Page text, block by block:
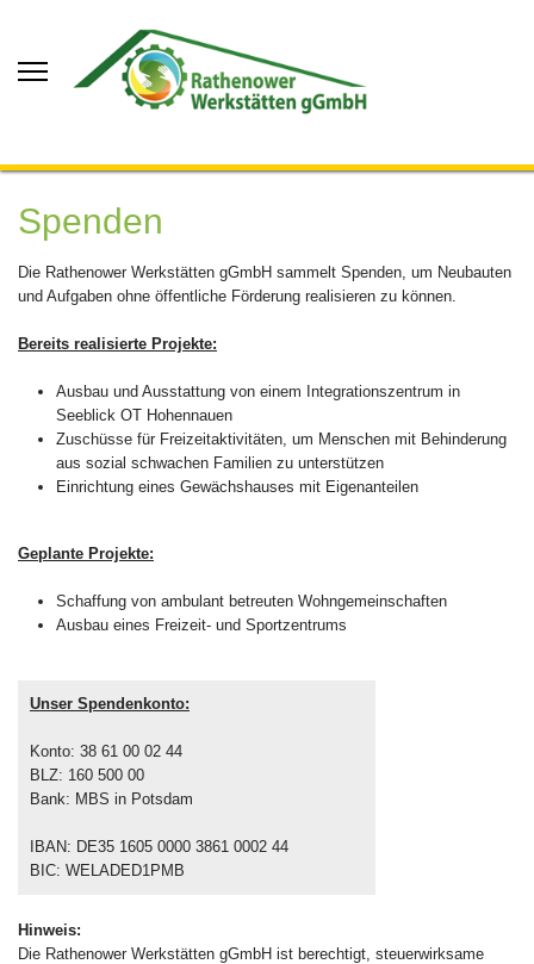
Spenden
Die Rathenower Werkstätten gGmbH sammelt Spenden, um Neubauten
und Aufgaben ohne öffentliche Förderung realisieren zu können.
Bereits realisierte Projekte:
Ausbau und Ausstattung von einem Integrationszentrum in
Seeblick OT Hohennauen
Zuschüsse für Freizeitaktivitäten, um Menschen mit Behinderung
aus sozial schwachen Familien zu unterstützen
Einrichtung eines Gewächshauses mit Eigenanteilen
Geplante Projekte:
Schaffung von ambulant betreuten Wohngemeinschaften
Ausbau eines Freizeit- und Sportzentrums
Unser Spendenkonto:
Konto: 38 61 00 02 44
BLZ: 160 500 00
Bank: MBS in Potsdam
IBAN: DE35 1605 0000 3861 0002 44
BIC: WELADED1PMB
Hinweis:
Die Rathenower Werkstätten gGmbH ist berechtigt, steuerwirksame